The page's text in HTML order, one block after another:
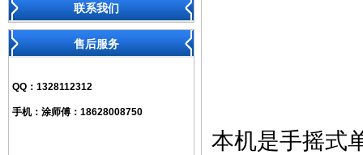
联系我们
售后服务
QQ： 1328112312
手机： 涂师傅：18628008750
本机是手摇式